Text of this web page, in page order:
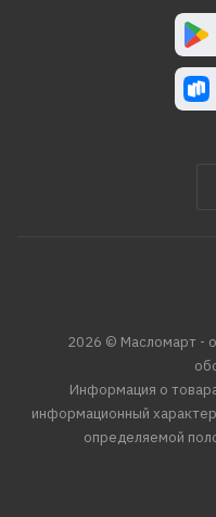
2026 © Масломарт -
Информация о
информационный
определяемой